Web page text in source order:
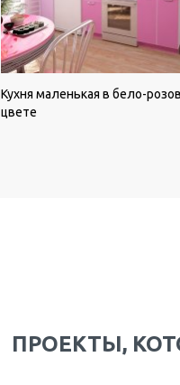
Кухня маленькая в бело-
цвете
ПРОЕКТЫ,